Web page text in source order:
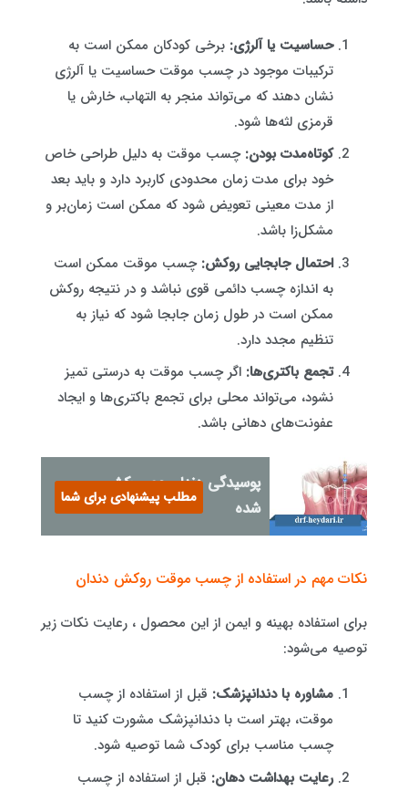
حساسیت یا آلرژی: برخی کودکان ممکن است به
ترکیبات موجود در چسب موقت حساسیت یا آلرژی
نشان دهند که می‌تواند منجر به التهاب، خارش یا
قرمزی لثه‌ها شود.
کوتاه‌مدت بودن: چسب موقت به دلیل طراحی خاص
خود برای مدت زمان محدودی کاربرد دارد و باید بعد
از مدت معینی تعویض شود که ممکن است زمان‌بر و
مشکل‌زا باشد.
احتمال جابجایی روکش: چسب موقت ممکن است
به اندازه چسب دائمی قوی نباشد و در نتیجه روکش
ممکن است در طول زمان جابجا شود که نیاز به
تنظیم مجدد دارد.
تجمع باکتری‌ها: اگر چسب موقت به درستی تمیز
نشود، می‌تواند محلی برای تجمع باکتری‌ها و ایجاد
عفونت‌های دهانی باشد.
پوسیدگی دندان عصب‌کشی
شده
مطلب پیشنهادی برای شما
نکات مهم در استفاده از چسب موقت روکش دندان
برای استفاده بهینه و ایمن از این محصول ، رعایت نکات زیر
توصیه می‌شود:
مشاوره با دندانپزشک: قبل از استفاده از چسب
موقت، بهتر است با دندانپزشک مشورت کنید تا
چسب مناسب برای کودک شما توصیه شود.
رعایت بهداشت دهان: قبل از استفاده از چسب